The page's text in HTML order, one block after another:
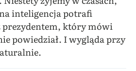
inteligencja potrafi
prezydentem, który mówi
powiedział. I wygląda przy